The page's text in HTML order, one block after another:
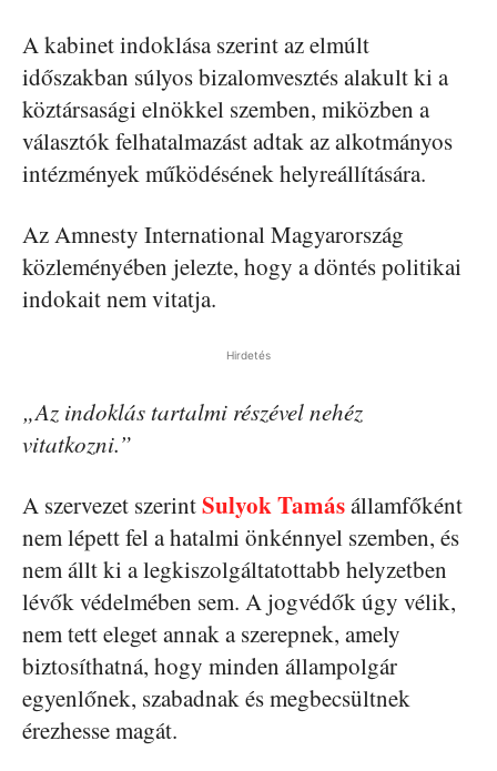
A kabinet indoklása szerint az elmúlt
időszakban súlyos bizalomvesztés alakult ki a
köztársasági elnökkel szemben, miközben a
választók felhatalmazást adtak az alkotmányos
intézmények működésének helyreállítására.
Az Amnesty International Magyarország
közleményében jelezte, hogy a döntés politikai
indokait nem vitatja.
Hirdetés
„Az indoklás tartalmi részével nehéz
vitatkozni.”
A szervezet szerintSulyok Tamásállamfőként
nem lépett fel a hatalmi önkénnyel szemben, és
nem állt ki a legkiszolgáltatottabb helyzetben
lévők védelmében sem. A jogvédők úgy vélik,
nem tett eleget annak a szerepnek, amely
biztosíthatná, hogy minden állampolgár
egyenlőnek, szabadnak és megbecsültnek
érezhesse magát.